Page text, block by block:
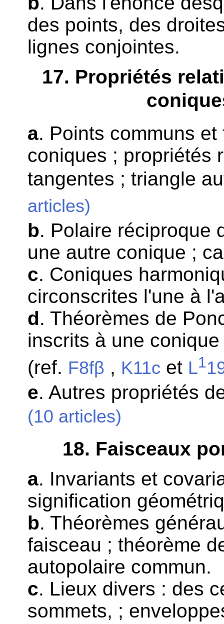
des points, des
lignes conjointes.
17. Propriétés
a. Points communs
coniques ; propriétés
tangentes ; triangle
articles)
b. Polaire réciproque
une autre conique ;
c. Coniques
circonscrites l'une à
d. Théorèmes de
inscrits à une
(ref. F8fβ , K11c et L1
e. Autres propriétés
(10 articles)
18. Faisceaux
a. Invariants et
signification
b. Théorèmes
faisceau ; théorème
autopolaire commun.
c. Lieux divers : des
sommets, ;